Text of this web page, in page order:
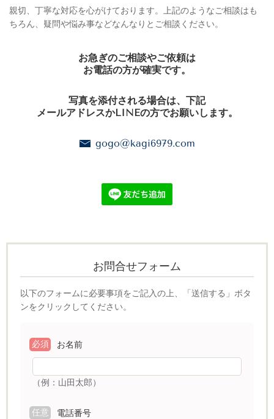
親切、丁寧な対応を心がけております。上記のようなご相談はも
ちろん、疑問や悩み事などなんなりとご相談ください。
お急ぎのご相談やご依頼は
お電話の方が確実です。
写真を添付される場合は、下記
メールアドレスかLINEの方でお願いします。
gogo@kagi6979.com
お問合せフォーム
以下のフォームに必要事項をご記入の上、「送信する」ボタ
ンをクリックしてください。
お名前
必須
（例：山田太郎）
電話番号
任意